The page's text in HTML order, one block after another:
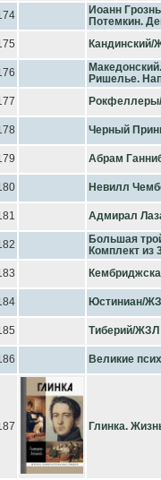
Иоанн
Потемкин.
Кандинский/
Ришелье.
Черный
Абрам
Невилл
Адмирал
Большая
Комплект из
Юстиниан/
Тиберий/ЖЗЛ
Великие
Глинка.